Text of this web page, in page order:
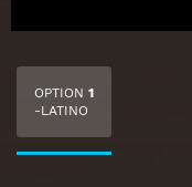
OPTION 1
-LATINO